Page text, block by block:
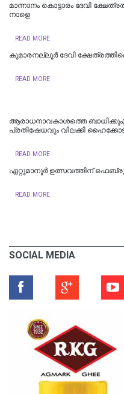
മാന്നാനം കൊട്ടാരം ദേവി
നാളെ
READ MORE
കുമാരനല്ലൂർ ദേവി
READ MORE
ആരാധനാവകാശത്തെ
പ്രതിഷേധവും വിലക്കി
READ MORE
ഏറ്റുമാനൂർ ഉത്സവത്തിന്
READ MORE
SOCIAL MEDIA